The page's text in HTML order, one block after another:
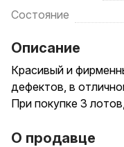
Состояние
Описание
Красивый и
дефектов, в
При покупке 3
О продавце